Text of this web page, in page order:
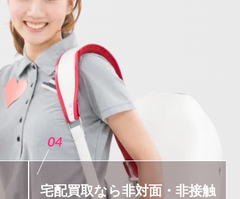
04
宅配買取なら非対面・非接触